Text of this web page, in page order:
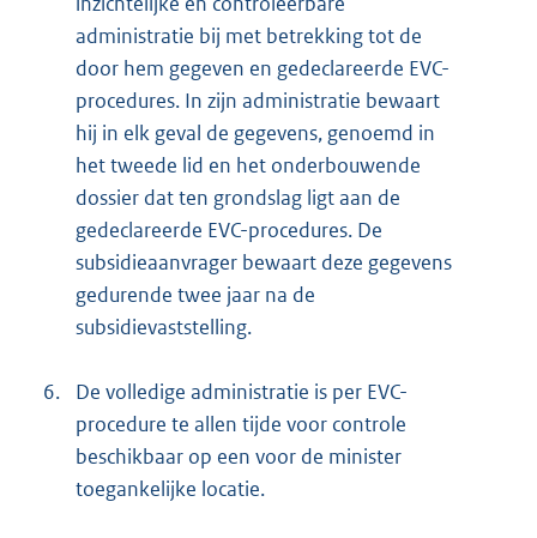
administratie bij met betrekking tot de
door hem gegeven en gedeclareerde EVC-
procedures. In zijn administratie bewaart
hij in elk geval de gegevens, genoemd in
het tweede lid en het onderbouwende
dossier dat ten grondslag ligt aan de
gedeclareerde EVC-procedures. De
subsidieaanvrager bewaart deze gegevens
gedurende twee jaar na de
subsidievaststelling.
6.
De volledige administratie is per EVC-
procedure te allen tijde voor controle
beschikbaar op een voor de minister
toegankelijke locatie.